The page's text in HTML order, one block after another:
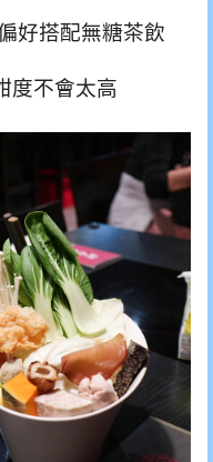
好搭配無糖茶飲
度不會太高